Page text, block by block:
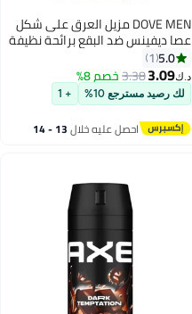
DOVE MEN مزيل العرق على شكل
عصا ديفينس ضد البقع برائحة نظيفة
5.0
1
د.ك‏3.09
3.38خصم 8%
لك رصيد مسترجع 10% + 1
احصل عليه خلال 13 - 14